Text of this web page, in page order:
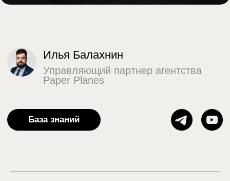
Управляющий партнер агентства